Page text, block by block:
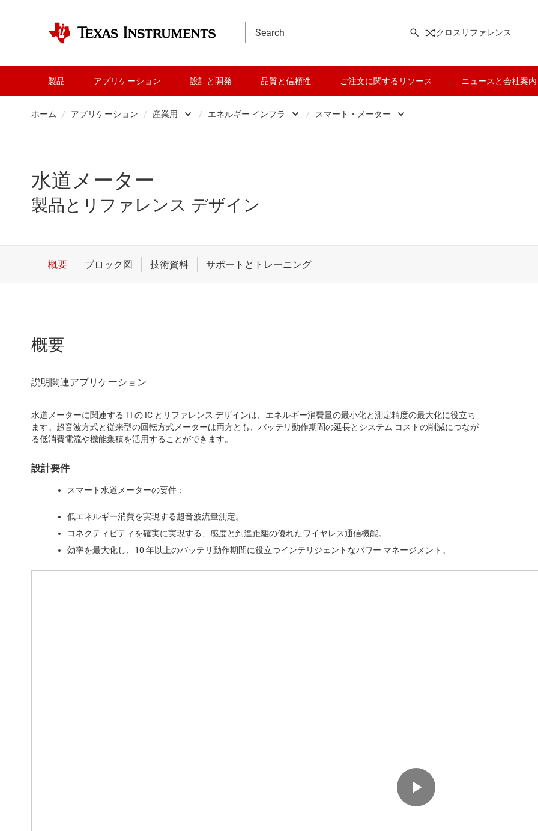
クロスリファレンス
製品 アプリケーション 設計と開発 品質と信頼性 ご注文に関するリソース ニュースと会社案内
ホーム / アプリケーション / 産業用 / エネルギー インフラ / スマート・メーター
水道メーター
製品とリファレンス デザイン
概要
水道メーターに関連する TI の IC とリファレンス デザインは、エネルギー消費量の最小化と測定精度の最大化に役立ち
ます。超音波方式と従来型の回転方式メーターは両方とも、バッテリ動作期間の延長とシステム コストの削減につなが
る低消費電流や機能集積を活用することができます。
設計要件
スマート水道メーターの要件：
低エネルギー消費を実現する超音波流量測定。
コネクティビティを確実に実現する、感度と到達距離の優れたワイヤレス通信機能。
効率を最大化し、10 年以上のバッテリ動作期間に役立つインテリジェントなパワー マネージメント。